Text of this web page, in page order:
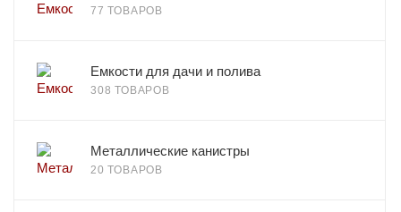
77 ТОВАРОВ
Емкости для дачи и полива
308 ТОВАРОВ
Металлические канистры
20 ТОВАРОВ